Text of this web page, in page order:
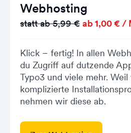
Webhosting
statt ab 5,99 € ab 1,00 € /
Klick – fertig! In allen
du Zugriff auf dutzende
Typo3 und viele mehr.
komplizierte
nehmen wir diese ab.